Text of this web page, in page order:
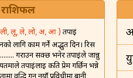
ली, लू, ले, लो, अ, आ )तपाईं
लागि काम गर्ने अद्भुत दिन। रिस
गराउन सक्छ भनेर तपाईंले जान्नु
तपाईंलाई कति प्रेम गर्छिन भन्ने